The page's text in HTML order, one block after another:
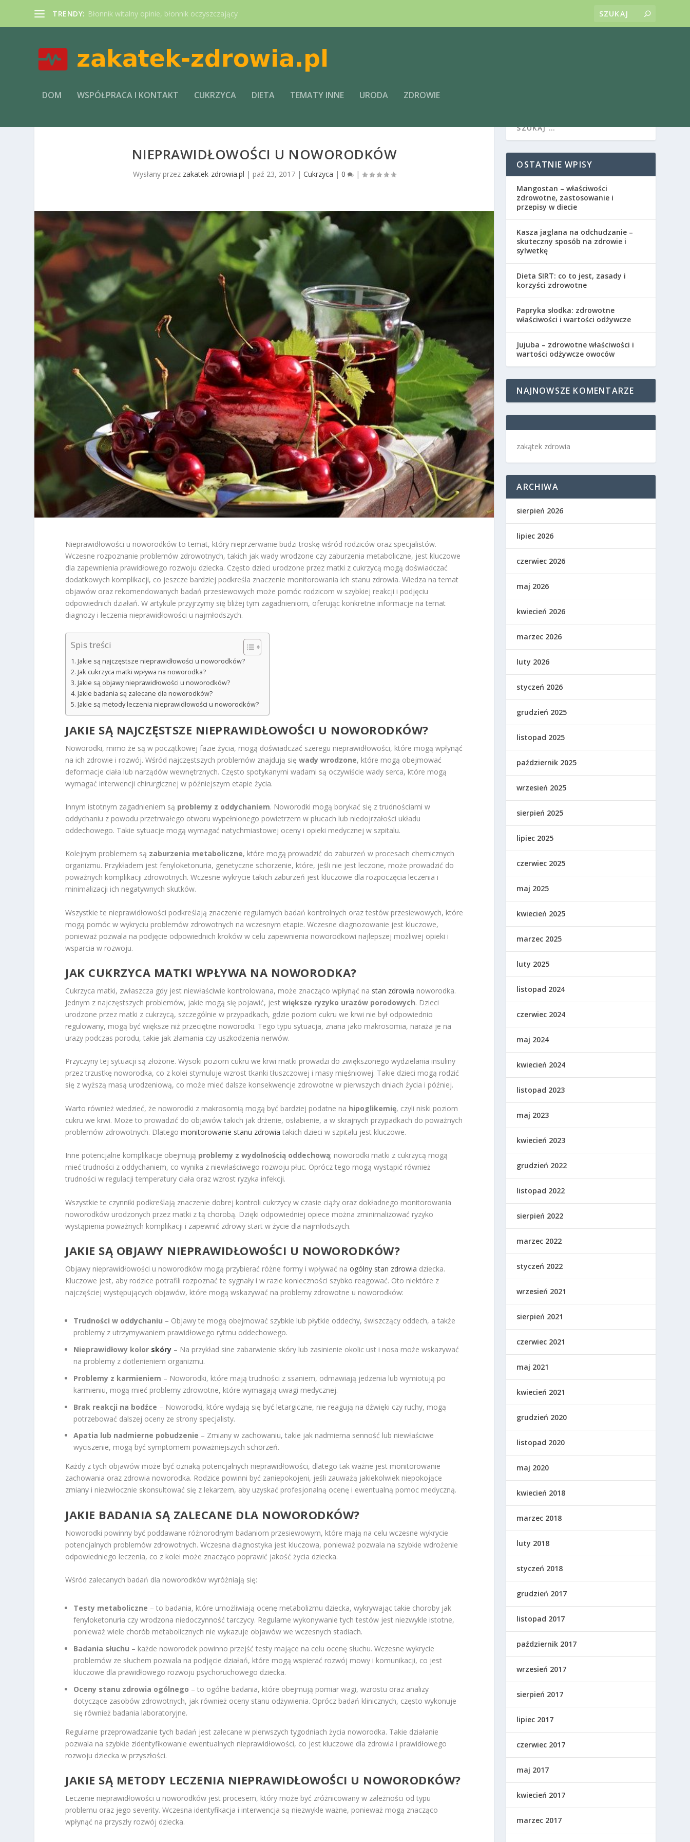
TRENDY: Błonnik witalny opinie, błonnik oczyszczający
DOM WSPÓŁPRACA I KONTAKT CUKRZYCA DIETA TEMATY INNE URODA ZDROWIE
NIEPRAWIDŁOWOŚCI U NOWORODKÓW
Wysłany przez zakatek-zdrowia.pl | paź 23, 2017| Cukrzyca | 0 |
Nieprawidłowości u noworodków to temat, który nieprzerwanie budzi troskę wśród rodziców oraz specjalistów.
Wczesne rozpoznanie problemów zdrowotnych, takich jak wady wrodzone czy zaburzenia metaboliczne, jest kluczowe
dla zapewnienia prawidłowego rozwoju dziecka. Często dzieci urodzone przez matki z cukrzycą mogą doświadczać
dodatkowych komplikacji, co jeszcze bardziej podkreśla znaczenie monitorowania ich stanu zdrowia. Wiedza na temat
objawów oraz rekomendowanych badań przesiewowych może pomóc rodzicom w szybkiej reakcji i podjęciu
odpowiednich działań. W artykule przyjrzymy się bliżej tym zagadnieniom, oferując konkretne informacje na temat
diagnozy i leczenia nieprawidłowości u najmłodszych.
Spis treści
Jakie są najczęstsze nieprawidłowości u noworodków?
Jak cukrzyca matki wpływa na noworodka?
Jakie są objawy nieprawidłowości u noworodków?
Jakie badania są zalecane dla noworodków?
Jakie są metody leczenia nieprawidłowości u noworodków?
JAKIE SĄ NAJCZĘSTSZE NIEPRAWIDŁOWOŚCI U NOWORODKÓW?
Noworodki, mimo że są w początkowej fazie życia, mogą doświadczać szeregu nieprawidłowości, które mogą wpłynąć
na ich zdrowie i rozwój. Wśród najczęstszych problemów znajdują sięwady wrodzone, które mogą obejmować
deformacje ciała lub narządów wewnętrznych. Często spotykanymi wadami są oczywiście wady serca, które mogą
wymagać interwencji chirurgicznej w późniejszym etapie życia.
Innym istotnym zagadnieniem są problemy z oddychaniem. Noworodki mogą borykać się z trudnościami w
oddychaniu z powodu przetrwałego otworu wypełnionego powietrzem w płucach lub niedojrzałości układu
oddechowego. Takie sytuacje mogą wymagać natychmiastowej oceny i opieki medycznej w szpitalu.
Kolejnym problemem są zaburzenia metaboliczne, które mogą prowadzić do zaburzeń w procesach chemicznych
organizmu. Przykładem jest fenyloketonuria, genetyczne schorzenie, które, jeśli nie jest leczone, może prowadzić do
poważnych komplikacji zdrowotnych. Wczesne wykrycie takich zaburzeń jest kluczowe dla rozpoczęcia leczenia i
minimalizacji ich negatywnych skutków.
Wszystkie te nieprawidłowości podkreślają znaczenie regularnych badań kontrolnych oraz testów przesiewowych, które
mogą pomóc w wykryciu problemów zdrowotnych na wczesnym etapie. Wczesne diagnozowanie jest kluczowe,
ponieważ pozwala na podjęcie odpowiednich kroków w celu zapewnienia noworodkowi najlepszej możliwej opieki i
wsparcia w rozwoju.
JAK CUKRZYCA MATKI WPŁYWA NA NOWORODKA?
Cukrzyca matki, zwłaszcza gdy jest niewłaściwie kontrolowana, może znacząco wpłynąć na stan zdrowia noworodka.
Jednym z najczęstszych problemów, jakie mogą się pojawić, jestwiększe ryzyko urazów porodowych. Dzieci
urodzone przez matki z cukrzycą, szczególnie w przypadkach, gdzie poziom cukru we krwi nie był odpowiednio
regulowany, mogą być większe niż przeciętne noworodki. Tego typu sytuacja, znana jako makrosomia, naraża je na
urazy podczas porodu, takie jak złamania czy uszkodzenia nerwów.
Przyczyny tej sytuacji są złożone. Wysoki poziom cukru we krwi matki prowadzi do zwiększonego wydzielania insuliny
przez trzustkę noworodka, co z kolei stymuluje wzrost tkanki tłuszczowej i masy mięśniowej. Takie dzieci mogą rodzić
się z wyższą masą urodzeniową, co może mieć dalsze konsekwencje zdrowotne w pierwszych dniach życia i później.
Warto również wiedzieć, że noworodki z makrosomią mogą być bardziej podatne na hipoglikemię, czyli niski poziom
cukru we krwi. Może to prowadzić do objawów takich jak drżenie, osłabienie, a w skrajnych przypadkach do poważnych
problemów zdrowotnych. Dlategomonitorowanie stanu zdrowia takich dzieci w szpitalu jest kluczowe.
Inne potencjalne komplikacje obejmują problemy z wydolnością oddechową; noworodki matki z cukrzycą mogą
mieć trudności z oddychaniem, co wynika z niewłaściwego rozwoju płuc. Oprócz tego mogą wystąpić również
trudności w regulacji temperatury ciała oraz wzrost ryzyka infekcji.
Wszystkie te czynniki podkreślają znaczenie dobrej kontroli cukrzycy w czasie ciąży oraz dokładnego monitorowania
noworodków urodzonych przez matki z tą chorobą. Dzięki odpowiedniej opiece można zminimalizować ryzyko
wystąpienia poważnych komplikacji i zapewnić zdrowy start w życie dla najmłodszych.
JAKIE SĄ OBJAWY NIEPRAWIDŁOWOŚCI U NOWORODKÓW?
Objawy nieprawidłowości u noworodków mogą przybierać różne formy i wpływać naogólny stan zdrowia dziecka.
Kluczowe jest, aby rodzice potrafili rozpoznać te sygnały i w razie konieczności szybko reagować. Oto niektóre z
najczęściej występujących objawów, które mogą wskazywać na problemy zdrowotne u noworodków:
Trudności w oddychaniu – Objawy te mogą obejmować szybkie lub płytkie oddechy, świszczący oddech, a także
problemy z utrzymywaniem prawidłowego rytmu oddechowego.
Nieprawidłowy kolor skóry – Na przykład sine zabarwienie skóry lub zasinienie okolic ust i nosa może wskazywać
na problemy z dotlenieniem organizmu.
Problemy z karmieniem – Noworodki, które mają trudności z ssaniem, odmawiają jedzenia lub wymiotują po
karmieniu, mogą mieć problemy zdrowotne, które wymagają uwagi medycznej.
Brak reakcji na bodźce – Noworodki, które wydają się być letargiczne, nie reagują na dźwięki czy ruchy, mogą
potrzebować dalszej oceny ze strony specjalisty.
Apatia lub nadmierne pobudzenie – Zmiany w zachowaniu, takie jak nadmierna senność lub niewłaściwe
wyciszenie, mogą być symptomem poważniejszych schorzeń.
Każdy z tych objawów może być oznaką potencjalnych nieprawidłowości, dlatego tak ważne jest monitorowanie
zachowania oraz zdrowia noworodka. Rodzice powinni być zaniepokojeni, jeśli zauważą jakiekolwiek niepokojące
zmiany i niezwłocznie skonsultować się z lekarzem, aby uzyskać profesjonalną ocenę i ewentualną pomoc medyczną.
JAKIE BADANIA SĄ ZALECANE DLA NOWORODKÓW?
Noworodki powinny być poddawane różnorodnym badaniom przesiewowym, które mają na celu wczesne wykrycie
potencjalnych problemów zdrowotnych. Wczesna diagnostyka jest kluczowa, ponieważ pozwala na szybkie wdrożenie
odpowiedniego leczenia, co z kolei może znacząco poprawić jakość życia dziecka.
Wśród zalecanych badań dla noworodków wyróżniają się:
Testy metaboliczne – to badania, które umożliwiają ocenę metabolizmu dziecka, wykrywając takie choroby jak
fenyloketonuria czy wrodzona niedoczynność tarczycy. Regularne wykonywanie tych testów jest niezwykle istotne,
ponieważ wiele chorób metabolicznych nie wykazuje objawów we wczesnych stadiach.
Badania słuchu – każde noworodek powinno przejść testy mające na celu ocenę słuchu. Wczesne wykrycie
problemów ze słuchem pozwala na podjęcie działań, które mogą wspierać rozwój mowy i komunikacji, co jest
kluczowe dla prawidłowego rozwoju psychoruchowego dziecka.
Oceny stanu zdrowia ogólnego – to ogólne badania, które obejmują pomiar wagi, wzrostu oraz analizy
dotyczące zasobów zdrowotnych, jak również oceny stanu odżywienia. Oprócz badań klinicznych, często wykonuje
się również badania laboratoryjne.
Regularne przeprowadzanie tych badań jest zalecane w pierwszych tygodniach życia noworodka. Takie działanie
pozwala na szybkie zidentyfikowanie ewentualnych nieprawidłowości, co jest kluczowe dla zdrowia i prawidłowego
rozwoju dziecka w przyszłości.
JAKIE SĄ METODY LECZENIA NIEPRAWIDŁOWOŚCI U NOWORODKÓW?
Leczenie nieprawidłowości u noworodków jest procesem, który może być zróżnicowany w zależności od typu
problemu oraz jego severity. Wczesna identyfikacja i interwencja są niezwykle ważne, ponieważ mogą znacząco
wpłynąć na przyszły rozwój dziecka.
OSTATNIE WPISY
Mangostan – właściwości
zdrowotne, zastosowanie i
przepisy w diecie
Kasza jaglana na odchudzanie –
skuteczny sposób na zdrowie i
sylwetkę
Dieta SIRT: co to jest, zasady i
korzyści zdrowotne
Papryka słodka: zdrowotne
właściwości i wartości odżywcze
Jujuba – zdrowotne właściwości i
wartości odżywcze owoców
NAJNOWSZE KOMENTARZE
zakątek zdrowia
ARCHIWA
sierpień 2026
lipiec 2026
czerwiec 2026
maj 2026
kwiecień 2026
marzec 2026
luty 2026
styczeń 2026
grudzień 2025
listopad 2025
październik 2025
wrzesień 2025
sierpień 2025
lipiec 2025
czerwiec 2025
maj 2025
kwiecień 2025
marzec 2025
luty 2025
listopad 2024
czerwiec 2024
maj 2024
kwiecień 2024
listopad 2023
maj 2023
kwiecień 2023
grudzień 2022
listopad 2022
sierpień 2022
marzec 2022
styczeń 2022
wrzesień 2021
sierpień 2021
czerwiec 2021
maj 2021
kwiecień 2021
grudzień 2020
listopad 2020
maj 2020
kwiecień 2018
marzec 2018
luty 2018
styczeń 2018
grudzień 2017
listopad 2017
październik 2017
wrzesień 2017
sierpień 2017
lipiec 2017
czerwiec 2017
maj 2017
kwiecień 2017
marzec 2017